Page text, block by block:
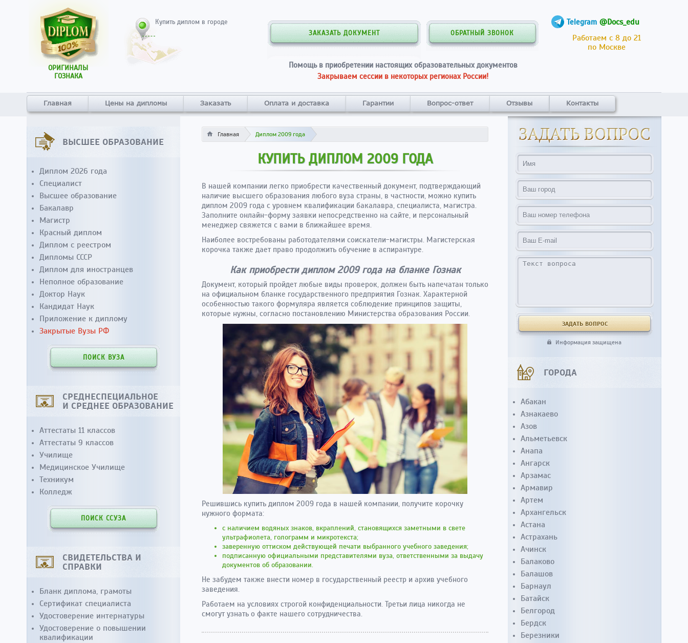
ОРИГИНАЛЫ
ГОЗНАКА
Купить диплом в городе Telegram @Docs_edu
Работаем с 8 до 21
по Москве
ЗАКАЗАТЬ ДОКУМЕНТ ОБРАТНЫЙ ЗВОНОК
Помощь в приобретении настоящих образовательных документов
Закрываем сессии в некоторых регионах России!
Главная Цены на дипломы Заказать Оплата и доставка Гарантии Вопрос-ответ Отзывы Контакты
Главная Диплом 2009 года
КУПИТЬ ДИПЛОМ 2009 ГОДА
В нашей компании легко приобрести качественный документ, подтверждающий
наличие высшего образования любого вуза страны, в частности, можно купить
диплом 2009 года с уровнем квалификации бакалавра, специалиста, магистра.
Заполните онлайн-форму заявки непосредственно на сайте, и персональный
менеджер свяжется с вами в ближайшее время.
Наиболее востребованы работодателями соискатели-магистры. Магистерская
корочка также дает право продолжить обучение в аспирантуре.
Как приобрести диплом 2009 года на бланке Гознак
Документ, который пройдет любые виды проверок, должен быть напечатан только
на официальном бланке государственного предприятия Гознак. Характерной
особенностью такого формуляра является соблюдение принципов защиты,
которые нужны, согласно постановлению Министерства образования России.
Решившись купить диплом 2009 года в нашей компании, получите корочку
нужного формата:
с наличием водяных знаков, вкраплений, становящихся заметными в свете
ультрафиолета, голограмм и микротекста;
заверенную оттиском действующей печати выбранного учебного заведения;
подписанную официальными представителями вуза, ответственными за выдачу
документов об образовании.
Не забудем также внести номер в государственный реестр и архив учебного
заведения.
Работаем на условиях строгой конфиденциальности. Третьи лица никогда не
смогут узнать о факте нашего сотрудничества.
ВЫСШЕЕ ОБРАЗОВАНИЕ
Диплом 2026 года
Специалист
Высшее образование
Бакалавр
Магистр
Красный диплом
Диплом с реестром
Дипломы СССР
Диплом для иностранцев
Неполное образование
Доктор Наук
Кандидат Наук
Приложение к диплому
Закрытые Вузы РФ
ПОИСК ВУЗА
СРЕДНЕСПЕЦИАЛЬНОЕ
И СРЕДНЕЕ ОБРАЗОВАНИЕ
Аттестаты 11 классов
Аттестаты 9 классов
Училище
Медицинское Училище
Техникум
Колледж
ПОИСК ССУЗА
СВИДЕТЕЛЬСТВА И
СПРАВКИ
Бланк диплома, грамоты
Сертификат специалиста
Удостоверение интернатуры
Удостоверение о повышении
квалификации
Информация защищена
ГОРОДА
Абакан
Азнакаево
Азов
Альметьевск
Анапа
Ангарск
Арзамас
Армавир
Артем
Архангельск
Астана
Астрахань
Ачинск
Балаково
Балашов
Барнаул
Батайск
Белгород
Бердск
Березники